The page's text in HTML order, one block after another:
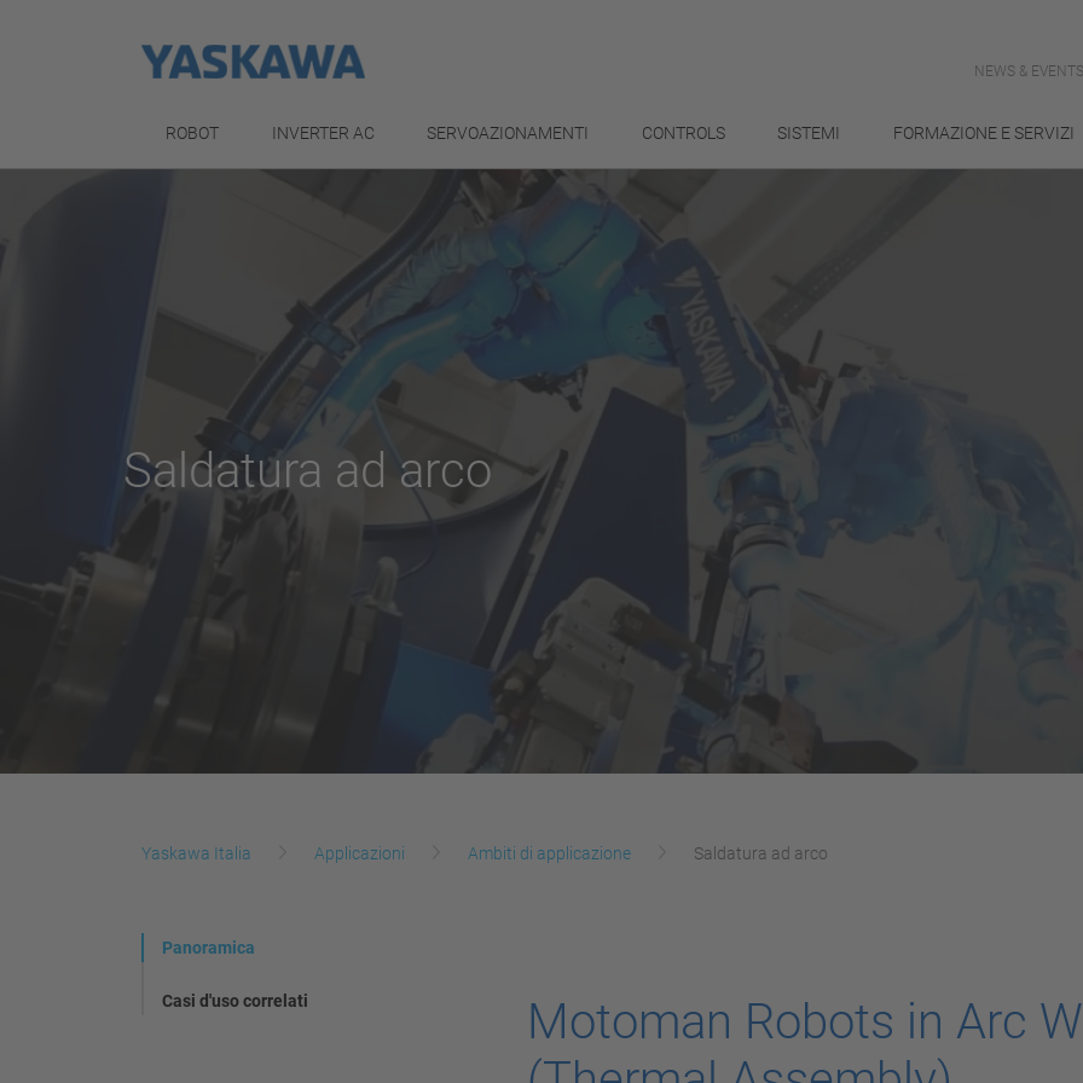
NEWS & EVENTS
ROBOT INVERTER AC SERVOAZIONAMENTI CONTROLS SISTEMI FORMAZIONE E SERVIZI
Saldatura ad arco
Yaskawa Italia Applicazioni Ambiti di applicazione Saldatura ad arco
Panoramica
Casi d'uso correlati
Motoman Robots in Arc